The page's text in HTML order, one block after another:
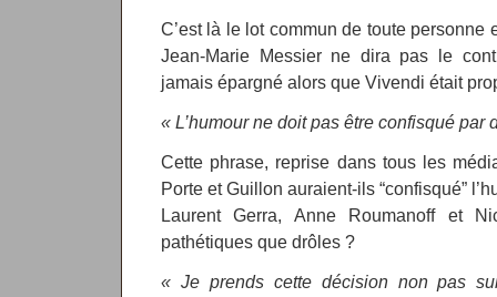
C’est là le lot commun de toute personne
Jean-Marie Messier ne dira pas le
jamais épargné alors que Vivendi était
« L’humour ne doit pas être confisqué par
Cette phrase, reprise dans tous les
Porte et Guillon auraient-ils “confisqué”
Laurent Gerra, Anne Roumanoff et
pathétiques que drôles ?
« Je prends cette décision non pas